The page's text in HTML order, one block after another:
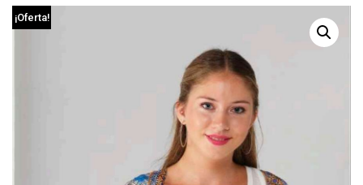
¡Oferta!